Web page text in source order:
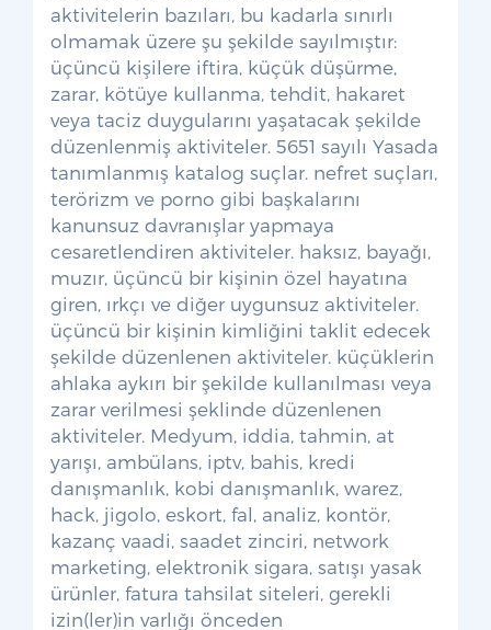
aktivitelerin bazıları, bu kadarla sınırlı
olmamak üzere şu şekilde sayılmıştır:
üçüncü kişilere iftira, küçük düşürme,
zarar, kötüye kullanma, tehdit, hakaret
veya taciz duygularını yaşatacak şekilde
düzenlenmiş aktiviteler. 5651 sayılı Yasada
tanımlanmış katalog suçlar. nefret suçları,
terörizm ve porno gibi başkalarını
kanunsuz davranışlar yapmaya
cesaretlendiren aktiviteler. haksız, bayağı,
muzır, üçüncü bir kişinin özel hayatına
giren, ırkçı ve diğer uygunsuz aktiviteler.
üçüncü bir kişinin kimliğini taklit edecek
şekilde düzenlenen aktiviteler. küçüklerin
ahlaka aykırı bir şekilde kullanılması veya
zarar verilmesi şeklinde düzenlenen
aktiviteler. Medyum, iddia, tahmin, at
yarışı, ambülans, iptv, bahis, kredi
danışmanlık, kobi danışmanlık, warez,
hack, jigolo, eskort, fal, analiz, kontör,
kazanç vaadi, saadet zinciri, network
marketing, elektronik sigara, satışı yasak
ürünler, fatura tahsilat siteleri, gerekli
izin(ler)in varlığı önceden